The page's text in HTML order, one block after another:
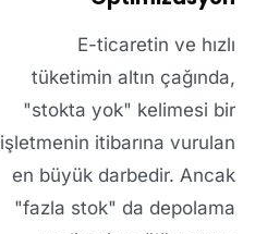
E-ticaretin ve hızlı
tüketimin altın çağında,
"stokta yok" kelimesi bir
işletmenin itibarına vurulan
en büyük darbedir. Ancak
"fazla stok" da depolama